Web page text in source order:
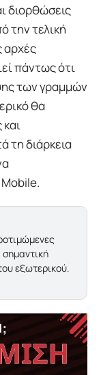
διορθώσεις
την τελική
αρχές
πάντως ότι
των γραμμών
θα
τη διάρκεια
εξωτερικού.